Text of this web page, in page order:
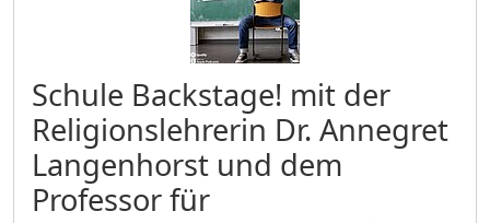
Schule Backstage! mit der
Religionslehrerin Dr. Annegret
Langenhorst und dem
Professor für